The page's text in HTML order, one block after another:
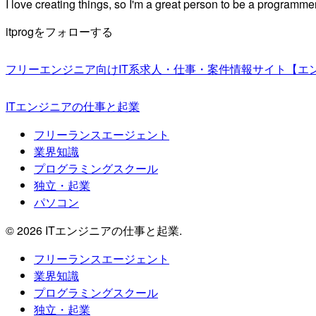
I love creating things, so I'm a great person to be a
itprogをフォローする
フリーエンジニア向けIT系求人・仕事・案件情報サイト【エ
ITエンジニアの仕事と起業
フリーランスエージェント
業界知識
プログラミングスクール
独立・起業
パソコン
© 2026 ITエンジニアの仕事と起業.
フリーランスエージェント
業界知識
プログラミングスクール
独立・起業